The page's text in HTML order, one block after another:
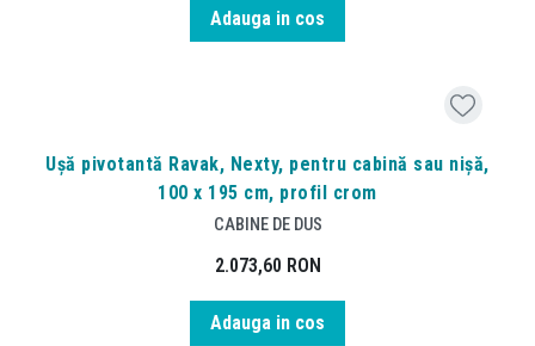
Adauga in cos
Ușă pivotantă Ravak, Nexty, pentru cabină sau nișă,
100 x 195 cm, profil crom
CABINE DE DUS
2.073,60 RON
Adauga in cos